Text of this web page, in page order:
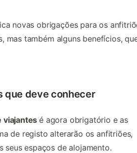
novas obrigações para os
mas também alguns benefícios,
que deve conhecer
viajantesé agora obrigatório e as
de registo alterarão os anfitriões,
seus espaços de alojamento.